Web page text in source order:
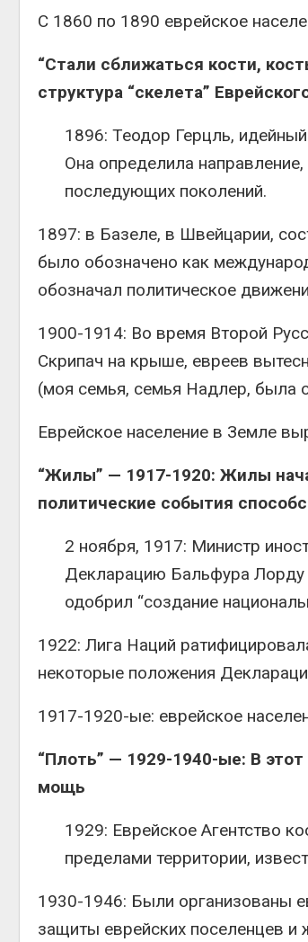
С 1860 по 1890 еврейское
“Cтали сближаться кости,
структура “скелета”
1896: Теодор Герцль,
Она определила
последующих поколений.
1897: в Базеле, в Швейцарии,
было обозначено как
обозначал политическое
1900-1914: Во время Второй
Скрипач на крыше, евреев
(моя семья, семья Надлер, была
Еврейское население в Земле
“Жилы” — 1917-1920: Жилы
политические события
2 ноября, 1917: Министр
Декларацию Бальфура Лорду
одобрил “создание
1922: Лига Наций
некоторые положения
1917-1920-ые: еврейское
“Плоть” — 1929-1940-ые: В
мощь
1929: Еврейское Агентство
пределами территории,
1930-1946: Были организованы
защиты еврейских поселенцев и